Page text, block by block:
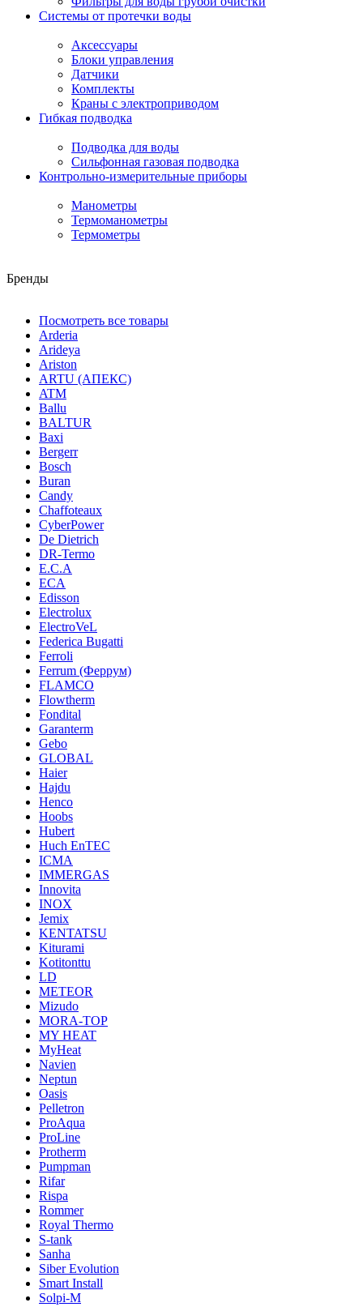
Системы от протечки воды
Аксессуары
Блоки управления
Датчики
Комплекты
Краны с электроприводом
Гибкая подводка
Подводка для воды
Сильфонная газовая подводка
Контрольно-измерительные приборы
Манометры
Термоманометры
Термометры
Бренды
Посмотреть все товары
Arderia
Arideya
Ariston
ARTU (АПЕКС)
ATM
Ballu
BALTUR
Baxi
Bergerr
Bosch
Buran
Candy
Chaffoteaux
CyberPower
De Dietrich
DR-Termo
E.C.A
ECA
Edisson
Electrolux
ElectroVeL
Federica Bugatti
Ferroli
Ferrum (Феррум)
FLAMCO
Flowtherm
Fondital
Garanterm
Gebo
GLOBAL
Haier
Hajdu
Henco
Hoobs
Hubert
Huch EnTEC
ICMA
IMMERGAS
Innovita
INOX
Jemix
KENTATSU
Kiturami
Kotitonttu
LD
METEOR
Mizudo
MORA-TOP
MY HEAT
MyHeat
Navien
Neptun
Oasis
Pelletron
ProAqua
ProLine
Protherm
Pumpman
Rifar
Rispa
Rommer
Royal Thermo
S-tank
Sanha
Siber Evolution
Smart Install
Solpi-M